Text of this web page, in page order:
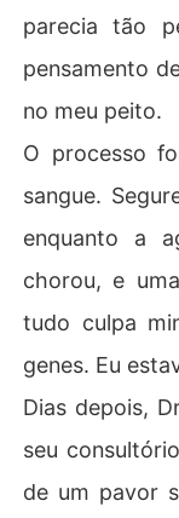
parecia tão
pensamento
no meu peito.
O processo
sangue.
enquanto a
chorou, e
tudo culpa
genes. Eu
Dias depois,
seu
de um pavor